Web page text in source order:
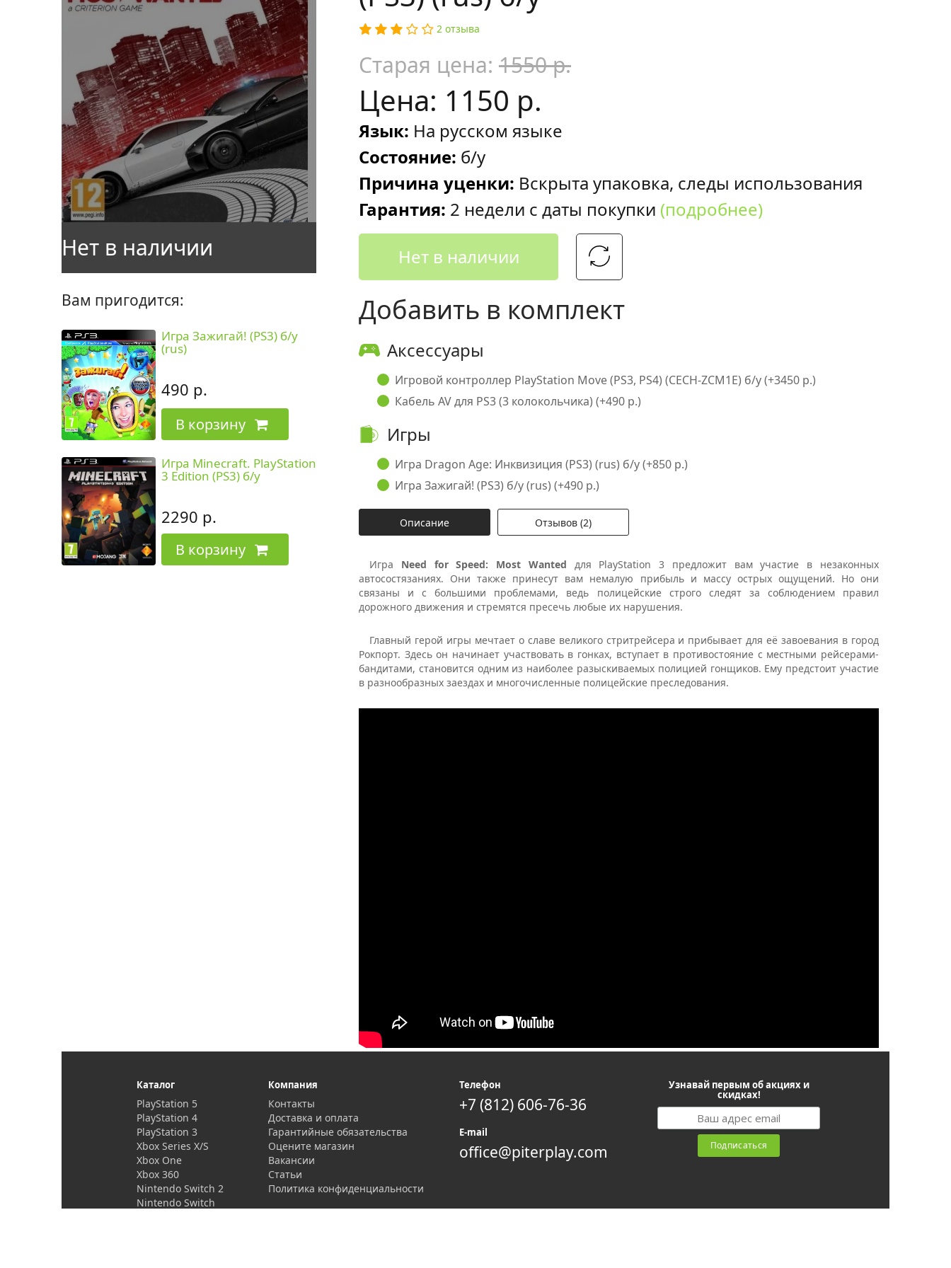
Вам пригодится:
Игра Зажигай! (PS3) б/у
(rus)
490 р.
В корзину
Игра Minecraft. PlayStation
3 Edition (PS3) б/у
2290 р.
В корзину
2 отзыва
Старая цена: 1550 р.
Цена: 1150 р.
Язык: На русском языке
Состояние: б/у
Причина уценки: Вскрыта упаковка, следы использования
Гарантия: 2 недели с даты покупки (подробнее)
Нет в наличии
Добавить в комплект
Аксессуары
Игровой контроллер PlayStation Move (PS3, PS4) (CECH-ZCM1E) б/у (+3450 р.)
Кабель AV для PS3 (3 колокольчика) (+490 р.)
Игры
Игра Dragon Age: Инквизиция (PS3) (rus) б/у (+850 р.)
Игра Зажигай! (PS3) б/у (rus) (+490 р.)
Описание Отзывов (2)
Игра Need for Speed: Most Wanted для PlayStation 3 предложит вам участие в незаконных
автосостязаниях. Они также принесут вам немалую прибыль и массу острых ощущений. Но они
связаны и с большими проблемами, ведь полицейские строго следят за соблюдением правил
дорожного движения и стремятся пресечь любые их нарушения.
Главный герой игры мечтает о славе великого стритрейсера и прибывает для её завоевания в город
Рокпорт. Здесь он начинает участвовать в гонках, вступает в противостояние с местными рейсерами-
бандитами, становится одним из наиболее разыскиваемых полицией гонщиков. Ему предстоит участие
в разнообразных заездах и многочисленные полицейские преследования.
Каталог
PlayStation 5
PlayStation 4
PlayStation 3
Xbox Series X/S
Xbox One
Xbox 360
Nintendo Switch 2
Nintendo Switch
Компания
Контакты
Доставка и оплата
Гарантийные обязательства
Оцените магазин
Вакансии
Статьи
Политика конфиденциальности
Телефон
+7 (812) 606-76-36
E-mail
office@piterplay.com
Узнавай первым об акциях и
скидках!